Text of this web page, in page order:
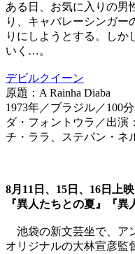
ある日、お気に入りの男
り、キャバレーシンガー
りにしようとする。しか
いく…。
デビルクイーン
原題：A Rainha Diaba
1973年／ブラジル／100
ダ・フォントウラ／出演
チ・ララ、ステパン・ネ
8月11日、15日、16日上
『異人たちとの夏』『異
池袋の新文芸坐で、ア
オリジナルの大林宣彦監